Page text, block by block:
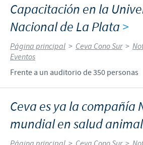
Capacitación en la
Nacional de La Plata >
Página principal > Ceva Cono Sur >
Eventos
Frente a un auditorio de 350 personas
Ceva es ya la compañía
mundial en salud animal